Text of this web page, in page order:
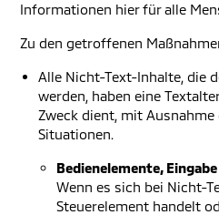
Informationen hier für alle
Zu den getroffenen
Alle Nicht-Text-Inhalte, die
werden, haben eine
Zweck dient, mit
Situationen.
Bedienelemente, Eingabe
Wenn es sich bei Nicht-
Steuerelement handelt